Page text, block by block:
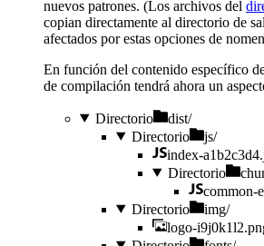
nuevos patrones. (Los archivos del
copian directamente al directorio de
afectados por estas opciones de
En función del contenido específico
de compilación tendrá ahora un
Directorio
dist/
Directorio
js/
index-
Directorio
common-
Directorio
img/
logo-